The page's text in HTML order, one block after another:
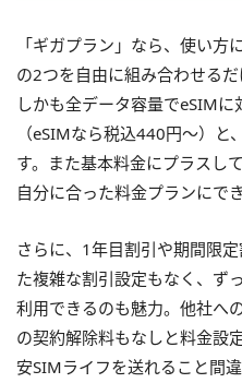
「ギガプラン」なら、使い
の2つを自由に組み合わせるだ
しかも全データ容量でeSIM
（eSIMなら税込440円～）
す。また基本料金にプラスし
自分に合った料金プランにでき
さらに、1年目割引や期間限
た複雑な割引設定もなく、ず
利用できるのも魅力。他社へ
の契約解除料もなしと料金設
安SIMライフを送れること間違